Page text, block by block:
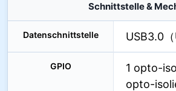
Schnittstelle &
Datenschnittstelle USB3.0（
GPIO
1 opto-
opto-